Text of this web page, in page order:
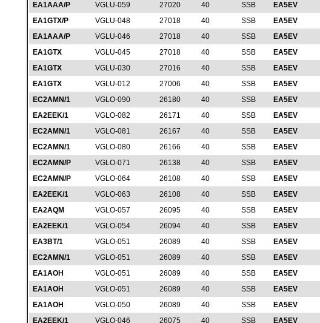
EA1AAA/P
VGLU-059 27020 40 SSB EA5EV
EA1GTX/P
VGLU-048 27018 40 SSB EA5EV
EA1AAA/P
VGLU-046 27018 40 SSB EA5EV
EA1GTX
VGLU-045 27018 40 SSB EA5EV
EA1GTX
VGLU-030 27016 40 SSB EA5EV
EA1GTX
VGLU-012 27006 40 SSB EA5EV
EC2AMN/1
VGLO-090 26180 40 SSB EA5EV
EA2EEK/1
VGLO-082 26171 40 SSB EA5EV
EC2AMN/1
VGLO-081 26167 40 SSB EA5EV
EC2AMN/1
VGLO-080 26166 40 SSB EA5EV
EC2AMN/P
VGLO-071 26138 40 SSB EA5EV
EC2AMN/P
VGLO-064 26108 40 SSB EA5EV
EA2EEK/1
VGLO-063 26108 40 SSB EA5EV
EA2AQM
VGLO-057 26095 40 SSB EA5EV
EA2EEK/1
VGLO-054 26094 40 SSB EA5EV
EA3BT/1
VGLO-051 26089 40 SSB EA5EV
EC2AMN/1
VGLO-051 26089 40 SSB EA5EV
EA1AOH
VGLO-051 26089 40 SSB EA5EV
EA1AOH
VGLO-051 26089 40 SSB EA5EV
EA1AOH
VGLO-050 26089 40 SSB EA5EV
EA2EEK/1
VGLO-046 26075 40 SSB EA5EV